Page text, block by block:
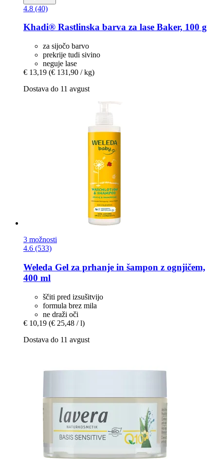
4.8 (40)
Khadi® Rastlinska barva za lase Baker, 100 g
za sijočo barvo
prekrije tudi sivino
neguje lase
€ 13,19 (€ 131,90 / kg)
Dostava do 11 avgust
3 možnosti
4.6 (533)
Weleda Gel za prhanje in šampon z ognjičem,
400 ml
ščiti pred izsušitvijo
formula brez mila
ne draži oči
€ 10,19 (€ 25,48 / l)
Dostava do 11 avgust